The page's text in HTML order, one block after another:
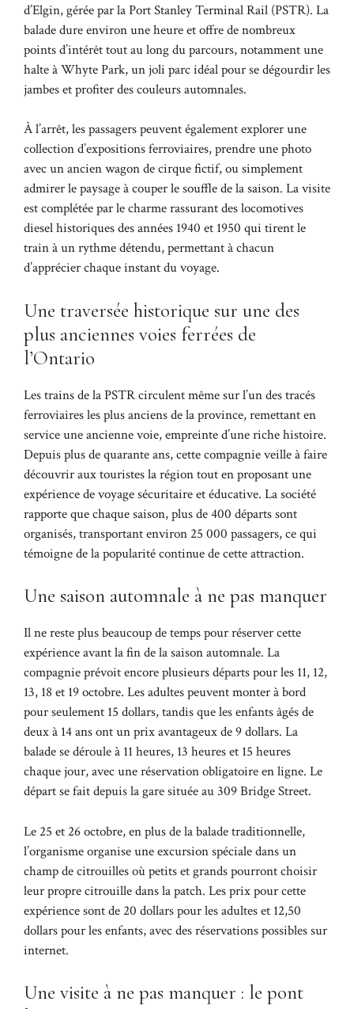
d’Elgin, gérée par la Port Stanley Terminal Rail (PSTR). La
balade dure environ une heure et offre de nombreux
points d’intérêt tout au long du parcours, notamment une
halte à Whyte Park, un joli parc idéal pour se dégourdir les
jambes et profiter des couleurs automnales.
À l’arrêt, les passagers peuvent également explorer une
collection d’expositions ferroviaires, prendre une photo
avec un ancien wagon de cirque fictif, ou simplement
admirer le paysage à couper le souffle de la saison. La visite
est complétée par le charme rassurant des locomotives
diesel historiques des années 1940 et 1950 qui tirent le
train à un rythme détendu, permettant à chacun
d’apprécier chaque instant du voyage.
Une traversée historique sur une des
plus anciennes voies ferrées de
l’Ontario
Les trains de la PSTR circulent même sur l’un des tracés
ferroviaires les plus anciens de la province, remettant en
service une ancienne voie, empreinte d’une riche histoire.
Depuis plus de quarante ans, cette compagnie veille à faire
découvrir aux touristes la région tout en proposant une
expérience de voyage sécuritaire et éducative. La société
rapporte que chaque saison, plus de 400 départs sont
organisés, transportant environ 25 000 passagers, ce qui
témoigne de la popularité continue de cette attraction.
Une saison automnale à ne pas manquer
Il ne reste plus beaucoup de temps pour réserver cette
expérience avant la fin de la saison automnale. La
compagnie prévoit encore plusieurs départs pour les 11, 12,
13, 18 et 19 octobre. Les adultes peuvent monter à bord
pour seulement 15 dollars, tandis que les enfants âgés de
deux à 14 ans ont un prix avantageux de 9 dollars. La
balade se déroule à 11 heures, 13 heures et 15 heures
chaque jour, avec une réservation obligatoire en ligne. Le
départ se fait depuis la gare située au 309 Bridge Street.
Le 25 et 26 octobre, en plus de la balade traditionnelle,
l’organisme organise une excursion spéciale dans un
champ de citrouilles où petits et grands pourront choisir
leur propre citrouille dans la patch. Les prix pour cette
expérience sont de 20 dollars pour les adultes et 12,50
dollars pour les enfants, avec des réservations possibles sur
internet.
Une visite à ne pas manquer : le pont